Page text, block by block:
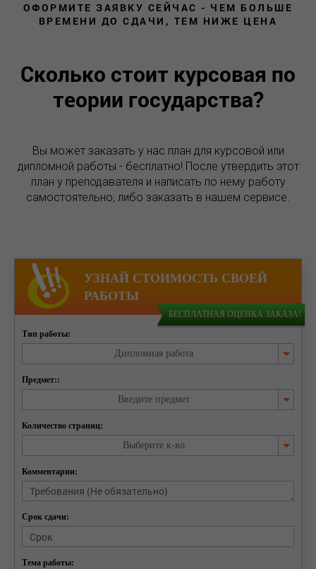
ОФОРМИТЕ ЗАЯВКУ СЕЙЧАС - ЧЕМ БОЛЬШЕ
ВРЕМЕНИ ДО СДАЧИ, ТЕМ НИЖЕ ЦЕНА
Сколько стоит курсовая по
теории государства?
Вы может заказать у нас план для курсовой или
дипломной работы - бесплатно! После утвердить этот
план у преподавателя и написать по нему работу
самостоятельно, либо заказать в нашем сервисе.
УЗНАЙ СТОИМОСТЬ СВОЕЙ
РАБОТЫ
БЕСПЛАТНАЯ ОЦЕНКА ЗАКАЗА!
Тип работы:
Дипломная работа
Предмет::
Введите предмет
Количество страниц:
Выберите к-во
Комментарии:
Срок сдачи:
Тема работы: